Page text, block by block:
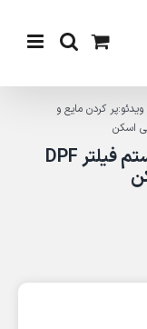
ویدئو:پر کردن مایع و
ویدئو:پر کردن مایع و ریست سیستم فیلتر DPF